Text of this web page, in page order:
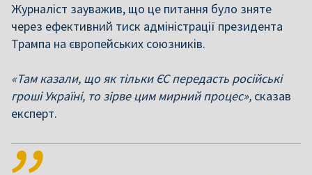
Журналіст зауважив, що це питання було зняте
через ефективний тиск адміністрації президента
Трампа на європейських союзників.
«Там казали, що як тільки ЄС передасть російські
гроші Україні, то зірве цим мирний процес», сказав
експерт.